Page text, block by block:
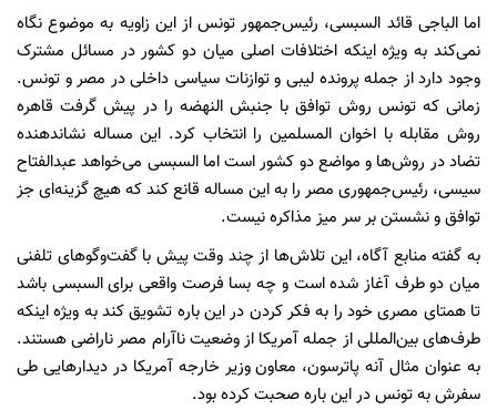
اما الباجی قائد السبسی، رئیس‌جمهور تونس از این زاویه به موضوع نگاه
نمی‌کند به ویژه اینکه اختلافات اصلی میان دو کشور در مسائل مشترک
وجود دارد از جمله پرونده لیبی و توازنات سیاسی داخلی در مصر و تونس.
زمانی که تونس روش توافق با جنبش النهضه را در پیش گرفت قاهره
روش مقابله با اخوان المسلمین را انتخاب کرد. این مساله نشاندهنده
تضاد در روش‌ها و مواضع دو کشور است اما السبسی می‌خواهد عبدالفتاح
سیسی، رئیس‌جمهوری مصر را به این مساله قانع کند که هیچ گزینه‌ای جز
توافق و نشستن بر سر میز مذاکره نیست.
به گفته منابع آگاه، این تلاش‌ها از چند وقت پیش با گفت‌وگوهای تلفنی
میان دو طرف آغاز شده است و چه بسا فرصت واقعی برای السبسی باشد
تا همتای مصری خود را به فکر کردن در این باره تشویق کند به ویژه اینکه
طرف‌های بین‌المللی از جمله آمریکا از وضعیت ناآرام مصر ناراضی هستند.
به عنوان مثال آنه پاترسون، معاون وزیر خارجه آمریکا در دیدارهایی طی
سفرش به تونس در این باره صحبت کرده بود.